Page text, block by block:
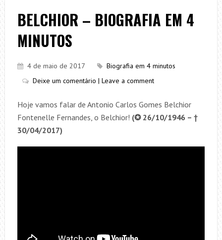
BELCHIOR – BIOGRAFIA EM 4
MINUTOS
4 de maio de 2017
Biografia em 4 minutos
Deixe um comentário | Leave a comment
Hoje vamos falar de Antonio Carlos Gomes Belchior
Fontenelle Fernandes, o Belchior! (✪ 26/10/1946 – †
30/04/2017)